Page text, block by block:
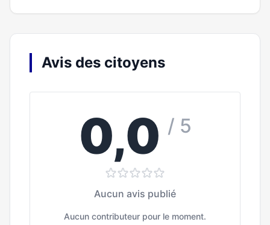
Avis des citoyens
0,0 / 5
Aucun avis publié
Aucun contributeur pour le moment.